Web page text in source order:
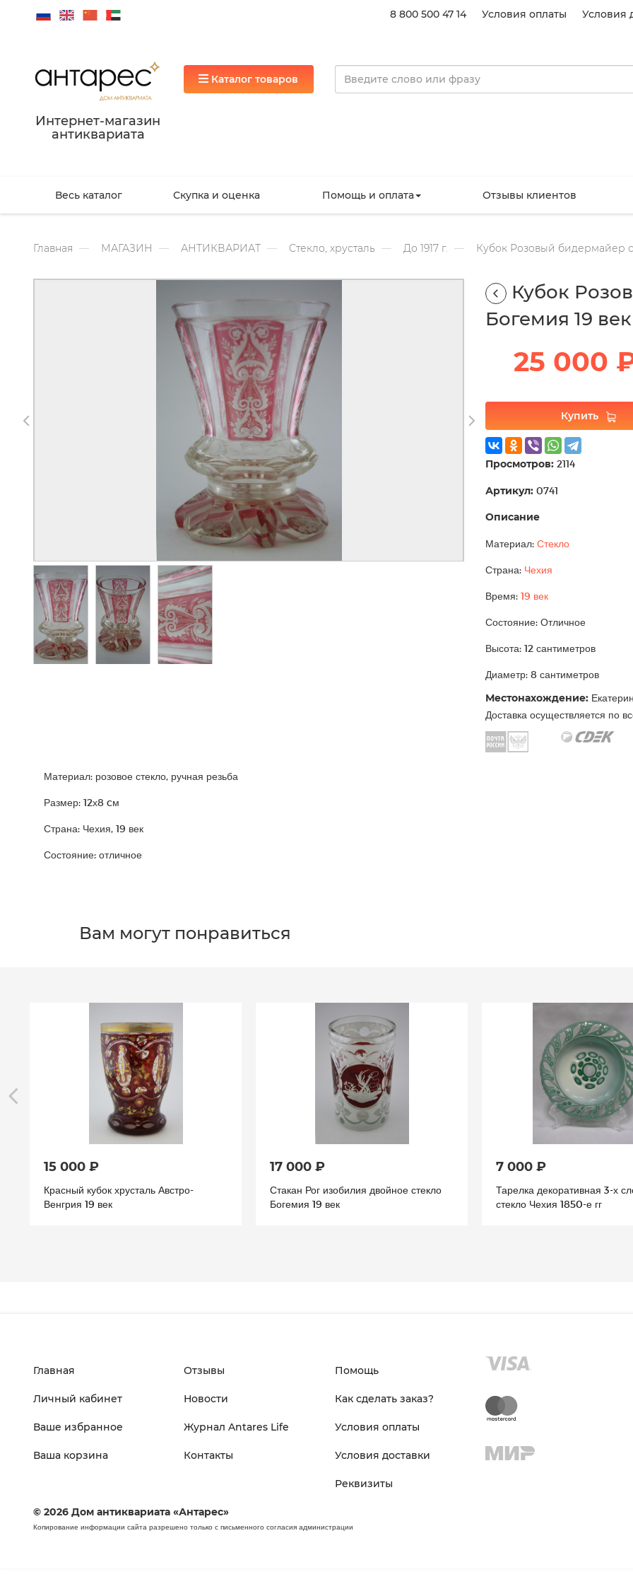
8 800 500 47 14 Условия оплаты Условия
Интернет-магазин
антиквариата
Каталог товаров
Весь каталог Скупка и оценка Помощь и оплата Отзывы клиентов
Главная МАГАЗИН АНТИКВАРИАТ Стекло, хрусталь До 1917 г. Кубок Розовый бидермайер
Кубок
Богемия 19 век
25 000
Купить
Просмотров: 2114
Артикул: 0741
Описание
Материал: Стекло
Страна: Чехия
Время: 19 век
Состояние: Отличное
Высота: 12 сантиметров
Диаметр: 8 сантиметров
Местонахождение:
Доставка осуществляется по
Материал: розовое стекло, ручная резьба
Размер: 12х8 cм
Страна: Чехия, 19 век
Состояние: отличное
Вам могут понравиться
15 000 ₽
Красный кубок хрусталь Австро-
Венгрия 19 век
17 000 ₽
Стакан Рог изобилия двойное стекло
Богемия 19 век
7 000 ₽
Тарелка декоративная 3-х
стекло Чехия 1850-е гг
Главная
Личный кабинет
Ваше избранное
Ваша корзина
Отзывы
Новости
Журнал Antares Life
Контакты
Помощь
Как сделать заказ?
Условия оплаты
Условия доставки
Реквизиты
© 2026 Дом антиквариата «Антарес»
Копирование информации сайта разрешено только с письменного согласия администрации